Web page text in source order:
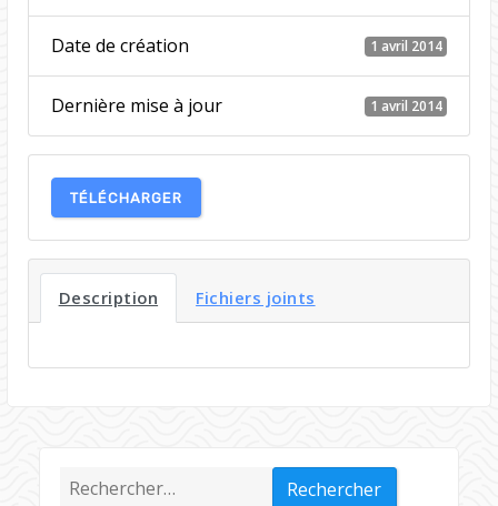
Date de création 1 avril 2014
Dernière mise à jour 1 avril 2014
TÉLÉCHARGER
Description Fichiers joints
Rechercher :